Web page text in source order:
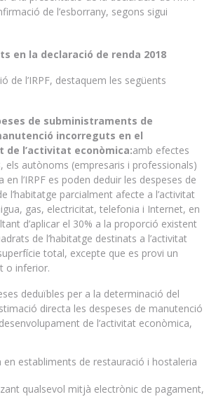
de l’esborrany, segons sigui
en la declaració de renda 2018
de l’IRPF, destaquem les següents
de subministraments de
incorreguts en el
de l’activitat econòmica:amb efectes
els autònoms (empresaris i professionals)
l’IRPF es poden deduir les despeses de
l’habitatge parcialment afecte a l’activitat
gas, electricitat, telefonia i Internet, en
d’aplicar el 30% a la proporció existent
de l’habitatge destinats a l’activitat
total, excepte que es provi un
o inferior.
deduïbles per a la determinació del
directa les despeses de manutenció
de l’activitat econòmica,
en establiments de restauració i hostaleria
qualsevol mitjà electrònic de pagament,